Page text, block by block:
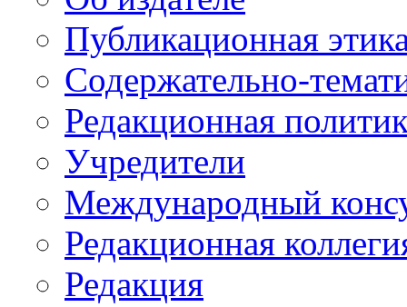
Публикационная
Содержательно-
Редакционная
Учредители
Международный
Редакционная
Редакция